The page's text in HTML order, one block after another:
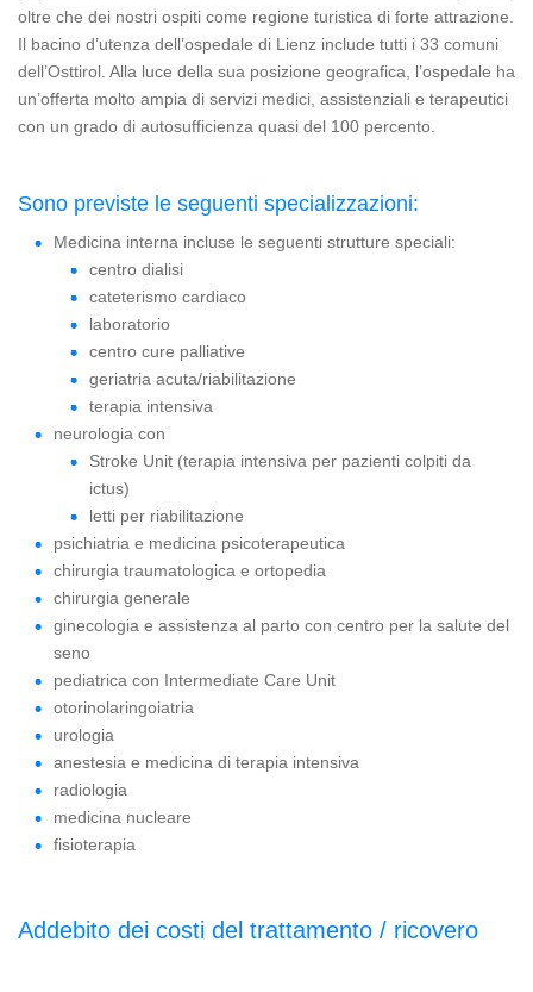
oltre che dei nostri ospiti come regione turistica di forte attrazione.
Il bacino d’utenza dell’ospedale di Lienz include tutti i 33 comuni
dell’Osttirol. Alla luce della sua posizione geografica, l’ospedale ha
un’offerta molto ampia di servizi medici, assistenziali e terapeutici
con un grado di autosufficienza quasi del 100 percento.
Sono previste le seguenti specializzazioni:
Medicina interna incluse le seguenti strutture speciali:
centro dialisi
cateterismo cardiaco
laboratorio
centro cure palliative
geriatria acuta/riabilitazione
terapia intensiva
neurologia con
Stroke Unit (terapia intensiva per pazienti colpiti da
ictus)
letti per riabilitazione
psichiatria e medicina psicoterapeutica
chirurgia traumatologica e ortopedia
chirurgia generale
ginecologia e assistenza al parto con centro per la salute del
seno
pediatrica con Intermediate Care Unit
otorinolaringoiatria
urologia
anestesia e medicina di terapia intensiva
radiologia
medicina nucleare
fisioterapia
Addebito dei costi del trattamento / ricovero